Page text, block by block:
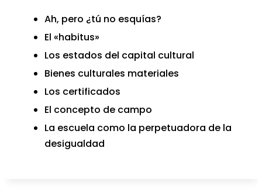
Ah, pero ¿tú no esquías?
El «habitus»
Los estados del capital cultural
Bienes culturales materiales
Los certificados
El concepto de campo
La escuela como la perpetuadora de la
desigualdad